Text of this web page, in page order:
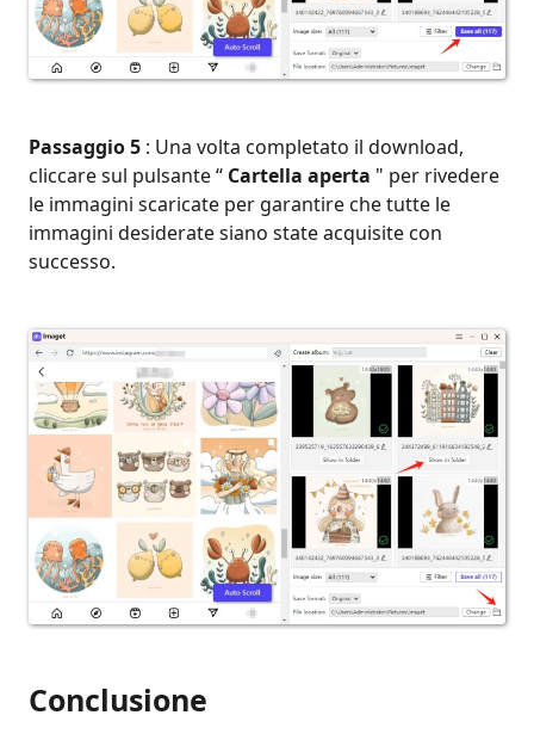
Passaggio 5 : Una volta completato il download,
cliccare sul pulsante “ Cartella aperta " per rivedere
le immagini scaricate per garantire che tutte le
immagini desiderate siano state acquisite con
successo.
Conclusione